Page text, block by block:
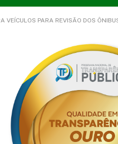
PARA REVISÃO DOS ÔNIBUS E